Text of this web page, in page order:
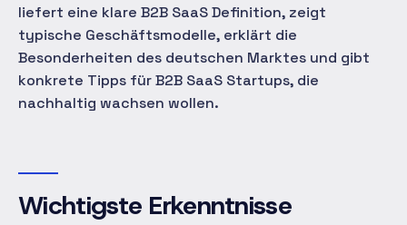
liefert eine klare B2B SaaS Definition, zeigt
typische Geschäftsmodelle, erklärt die
Besonderheiten des deutschen Marktes und gibt
konkrete Tipps für B2B SaaS Startups, die
nachhaltig wachsen wollen.
Wichtigste Erkenntnisse